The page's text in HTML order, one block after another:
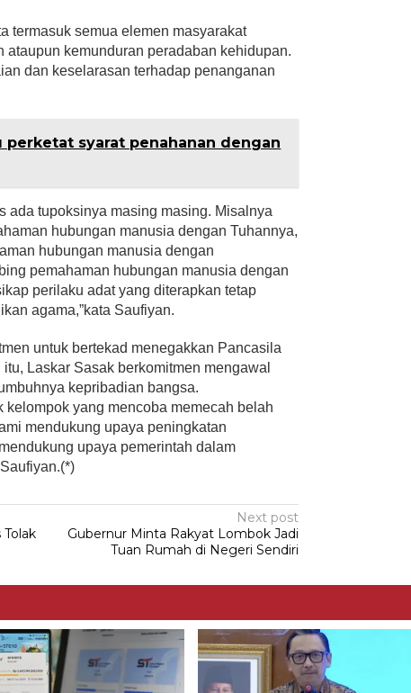
termasuk semua elemen masyarakat
ataupun kemunduran peradaban kehidupan.
dan keselarasan terhadap penanganan
perketat syarat penahanan dengan
ada tupoksinya masing masing. Misalnya
hubungan manusia dengan Tuhannya,
hubungan manusia dengan
pemahaman hubungan manusia dengan
perilaku adat yang diterapkan tetap
agama,”kata Saufiyan.
untuk bertekad menegakkan Pancasila
Laskar Sasak berkomitmen mengawal
kepribadian bangsa.
kelompok yang mencoba memecah belah
mendukung upaya peningkatan
upaya pemerintah dalam
Tolak
Next post
Gubernur Minta Rakyat Lombok Jadi
Tuan Rumah di Negeri Sendiri